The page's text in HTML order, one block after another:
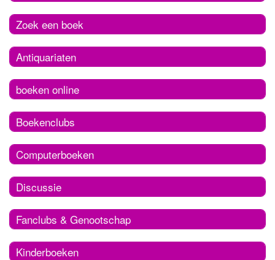
Zoek een boek
Antiquariaten
boeken online
Boekenclubs
Computerboeken
Discussie
Fanclubs & Genootschap
Kinderboeken